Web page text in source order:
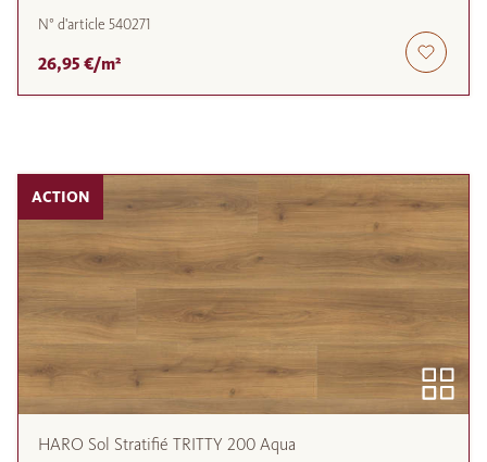
N° d'article 540271
26,95 €/m²
ACTION
HARO Sol Stratifié TRITTY 200 Aqua